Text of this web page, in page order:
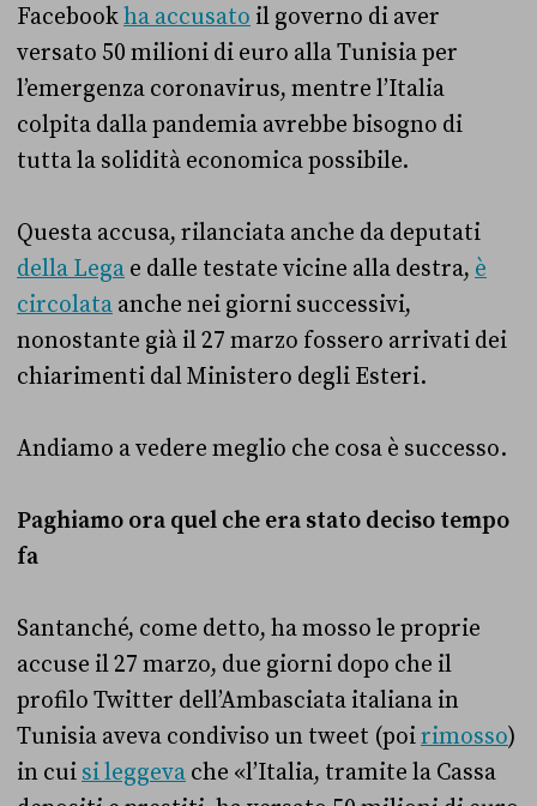
Facebookha accusato il governo di aver
versato 50 milioni di euro alla Tunisia per
l’emergenza coronavirus, mentre l’Italia
colpita dalla pandemia avrebbe bisogno di
tutta la solidità economica possibile.
Questa accusa, rilanciata anche da deputati
della Lega e dalle testate vicine alla destra, è
circolata anche nei giorni successivi,
nonostante già il 27 marzo fossero arrivati dei
chiarimenti dal Ministero degli Esteri.
Andiamo a vedere meglio che cosa è successo.
Paghiamo ora quel che era stato deciso tempo
fa
Santanché, come detto, ha mosso le proprie
accuse il 27 marzo, due giorni dopo che il
profilo Twitter dell’Ambasciata italiana in
Tunisia aveva condiviso un tweet (poirimosso)
in cui si leggeva che «l’Italia, tramite la Cassa